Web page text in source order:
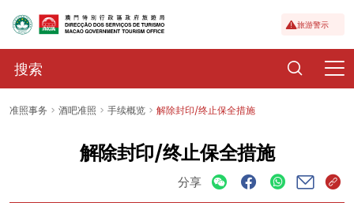
旅游警示
准照事务 酒吧准照 手续概览 解除封印/终止保全措施
解除封印/终止保全措施
分享